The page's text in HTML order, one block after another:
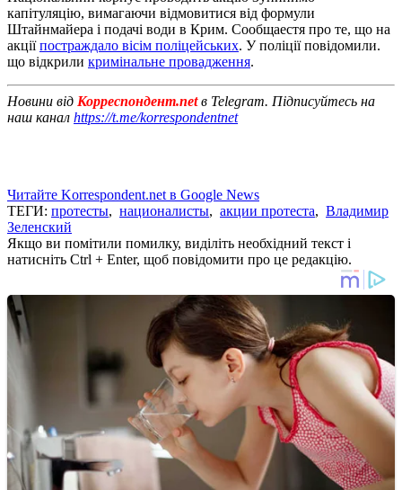
капітуляцію, вимагаючи відмовитися від формули
Штайнмайера і подачі води в Крим. Сообщаестя про те, що на
акціїпостраждало вісім поліцейських. У поліції повідомили.
що відкрили кримінальне провадження.
Новини від Корреспондент.netв Telegram. Підписуйтесь на
наш канал https://t.me/korrespondentnet
Читайте Korrespondent.net в Google News
ТЕГИ: протесты, националисты, акции протеста, Владимир
Зеленский
Якщо ви помітили помилку, виділіть необхідний текст і
натисніть Ctrl + Enter, щоб повідомити про це редакцію.